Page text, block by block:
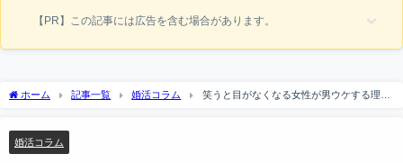
【PR】この記事には広告を含む場合があります。
ホーム 記事一覧 婚活コラム
笑うと目がなくなる女性が男ウケする理由
婚活コラム